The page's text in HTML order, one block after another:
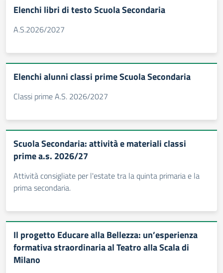
Elenchi libri di testo Scuola Secondaria
A.S.2026/2027
Elenchi alunni classi prime Scuola Secondaria
Classi prime A.S. 2026/2027
Scuola Secondaria: attività e materiali classi
prime a.s. 2026/27
Attività consigliate per l'estate tra la quinta primaria e la
prima secondaria.
Il progetto Educare alla Bellezza: un’esperienza
formativa straordinaria al Teatro alla Scala di
Milano